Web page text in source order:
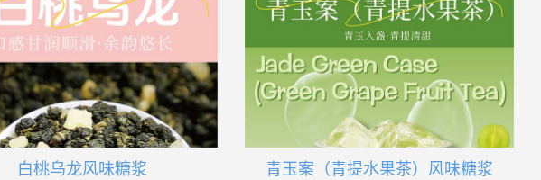
白桃乌龙风味糖浆 青玉案（青提水果茶）风味糖浆